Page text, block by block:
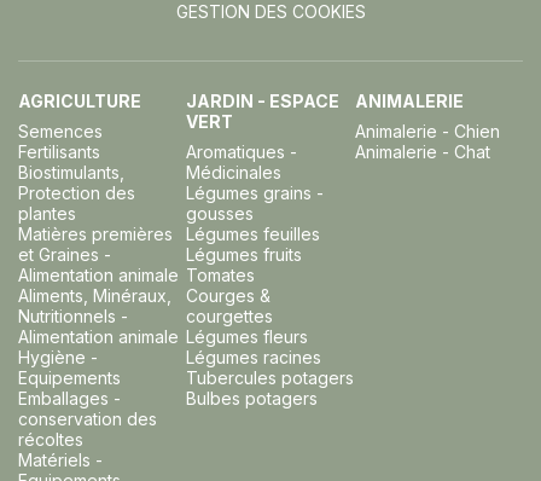
GESTION DES COOKIES
AGRICULTURE
Semences
Fertilisants
Biostimulants,
Protection des
plantes
Matières premières
et Graines -
Alimentation animale
Aliments, Minéraux,
Nutritionnels -
Alimentation animale
Hygiène -
Equipements
Emballages -
conservation des
récoltes
Matériels -
JARDIN - ESPACE
VERT
Aromatiques -
Médicinales
Légumes grains -
gousses
Légumes feuilles
Légumes fruits
Tomates
Courges &
courgettes
Légumes fleurs
Légumes racines
Tubercules potagers
Bulbes potagers
ANIMALERIE
Animalerie - Chien
Animalerie - Chat